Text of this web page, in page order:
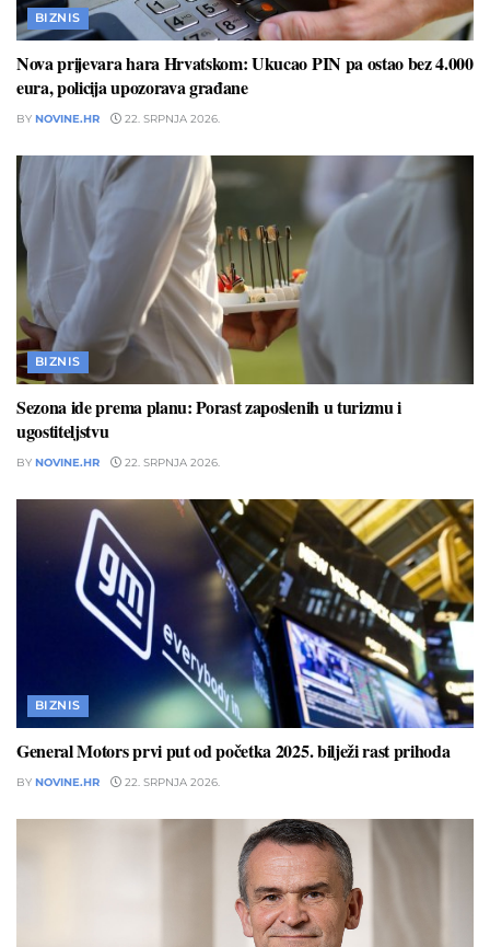
BIZNIS
Nova prijevara hara Hrvatskom: Ukucao PIN pa ostao bez 4.000
eura, policija upozorava građane
BY NOVINE.HR 22. SRPNJA 2026.
BIZNIS
Sezona ide prema planu: Porast zaposlenih u turizmu i
ugostiteljstvu
BY NOVINE.HR 22. SRPNJA 2026.
BIZNIS
General Motors prvi put od početka 2025. bilježi rast prihoda
BY NOVINE.HR 22. SRPNJA 2026.